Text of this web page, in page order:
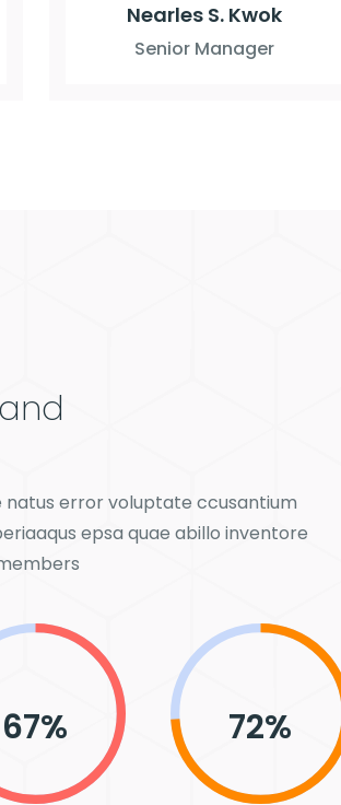
Nearles S. Kwok
Senior Manager
natus error voluptate ccusantium
epsa quae abillo inventore
87% 93%